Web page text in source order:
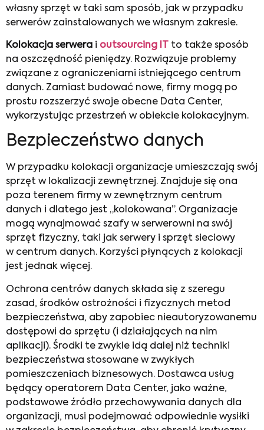
własny sprzęt w taki sam sposób, jak w przypadku
serwerów zainstalowanych we własnym zakresie.
Kolokacja serwera i outsourcing IT
to także sposób
na oszczędność pieniędzy. Rozwiązuje problemy
związane z ograniczeniami istniejącego centrum
danych. Zamiast budować nowe, firmy mogą po
prostu rozszerzyć swoje obecne Data Center,
wykorzystując przestrzeń w obiekcie kolokacyjnym.
Bezpieczeństwo danych
W przypadku kolokacji organizacje umieszczają swój
sprzęt w lokalizacji zewnętrznej. Znajduje się ona
poza terenem firmy w zewnętrznym centrum
danych i dlatego jest „kolokowana”. Organizacje
mogą wynajmować szafy w serwerowni na swój
sprzęt fizyczny, taki jak serwery i sprzęt sieciowy
w centrum danych. Korzyści płynących z kolokacji
jest jednak więcej.
Ochrona centrów danych składa się z szeregu
zasad, środków ostrożności i fizycznych metod
bezpieczeństwa, aby zapobiec nieautoryzowanemu
dostępowi do sprzętu (i działających na nim
aplikacji). Środki te zwykle idą dalej niż techniki
bezpieczeństwa stosowane w zwykłych
pomieszczeniach biznesowych. Dostawca usług
będący operatorem Data Center, jako ważne,
podstawowe źródło przechowywania danych dla
organizacji, musi podejmować odpowiednie wysiłki